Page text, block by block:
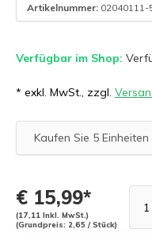
Artikelnummer: 02040111-
Verfügbar im Shop:
* exkl. MwSt., zzgl.
Kaufen Sie 5
€ 15,99*
(17,11 Inkl. MwSt.)
(Grundpreis: 2,65 / Stück)